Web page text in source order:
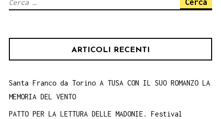
Ricerca
ARTICOLI RECENTI
Santa Franco da Torino A TUSA CON IL SUO ROMANZO LA
MEMORIA DEL VENTO
PATTO PER LA LETTURA DELLE MADONIE. Festival